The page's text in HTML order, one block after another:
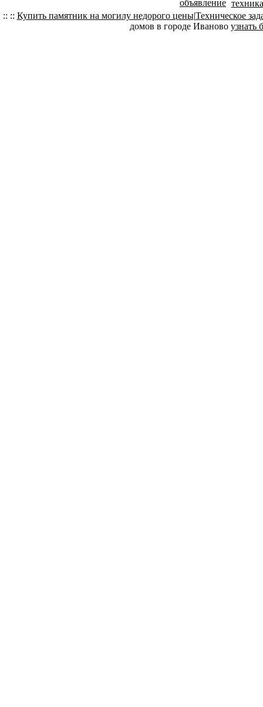
:: :: Купить памятник на могилу недорого цены|Техническое
домов в городе Иваново узнать